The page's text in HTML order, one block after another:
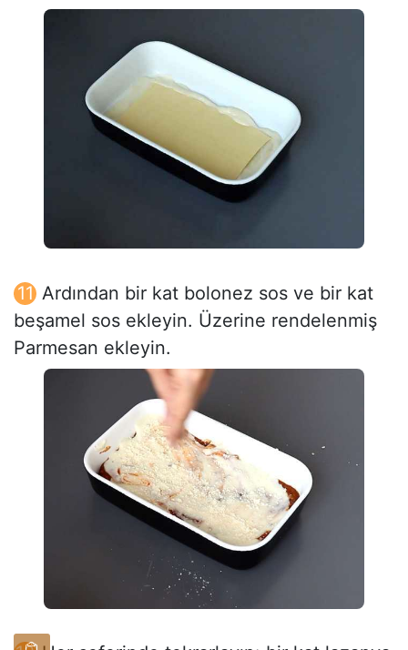
Ardından bir kat bolonez sos ve bir kat
beşamel sos ekleyin. Üzerine rendelenmiş
Parmesan ekleyin.